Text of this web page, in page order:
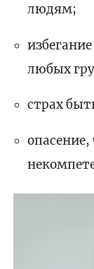
людям;
любых
страх